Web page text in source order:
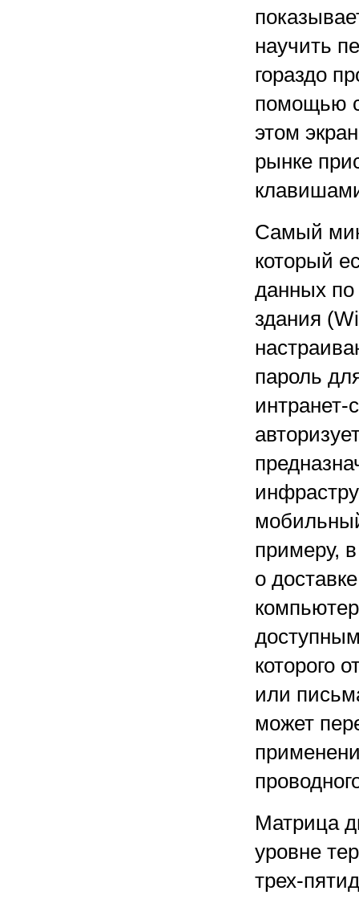
научить
гораздо
помощью
этом
рынке
Самый
который
данных по
здания
пароль
интранет-
примеру,
о
которого
или
может
Матрица
уровне
трех-